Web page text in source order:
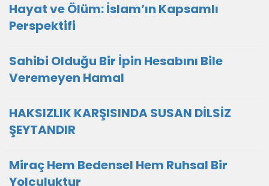
Hayat ve Ölüm: İslam’ın Kapsamlı
Perspektifi
Sahibi Olduğu Bir İpin Hesabını Bile
Veremeyen Hamal
HAKSIZLIK KARŞISINDA SUSAN DİLSİZ
ŞEYTANDIR
Miraç Hem Bedensel Hem Ruhsal Bir
Yolculuktur